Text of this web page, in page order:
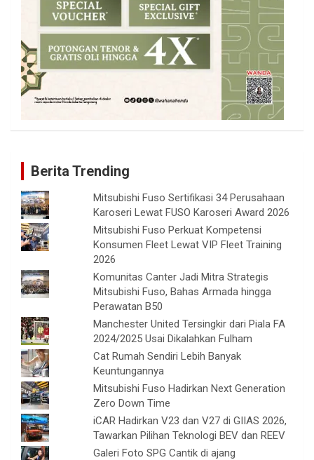
Berita Trending
Mitsubishi Fuso Sertifikasi 34 Perusahaan
Karoseri Lewat FUSO Karoseri Award 2026
Mitsubishi Fuso Perkuat Kompetensi
Konsumen Fleet Lewat VIP Fleet Training
2026
Komunitas Canter Jadi Mitra Strategis
Mitsubishi Fuso, Bahas Armada hingga
Perawatan B50
Manchester United Tersingkir dari Piala FA
2024/2025 Usai Dikalahkan Fulham
Cat Rumah Sendiri Lebih Banyak
Keuntungannya
Mitsubishi Fuso Hadirkan Next Generation
Zero Down Time
iCAR Hadirkan V23 dan V27 di GIIAS 2026,
Tawarkan Pilihan Teknologi BEV dan REEV
Galeri Foto SPG Cantik di ajang